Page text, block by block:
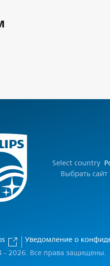
Select country
Выбрать сайт
Уведомление о
- 2026. Все права защищены.